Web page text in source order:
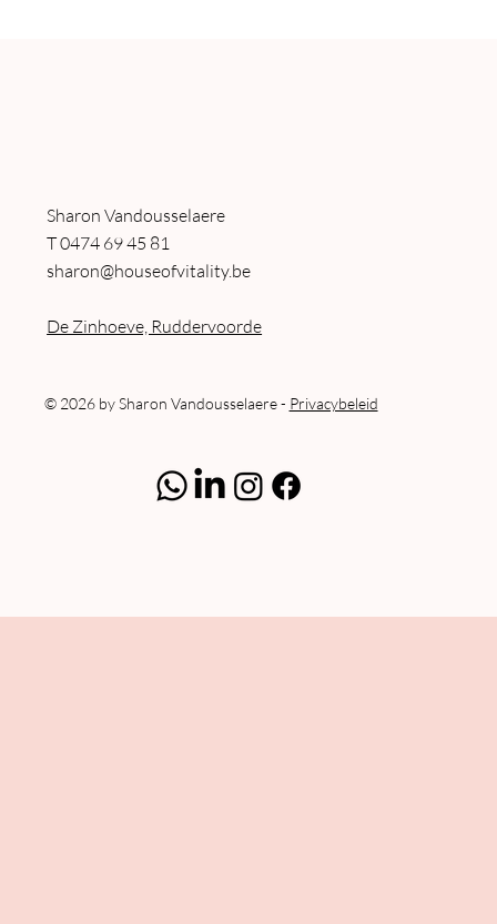
Sharon Vandousselaere
T0474 69 45 81
sharon@houseofvitality.be
De Zinhoeve, Ruddervoorde
© 2026 by Sharon Vandousselaere - Privacybeleid